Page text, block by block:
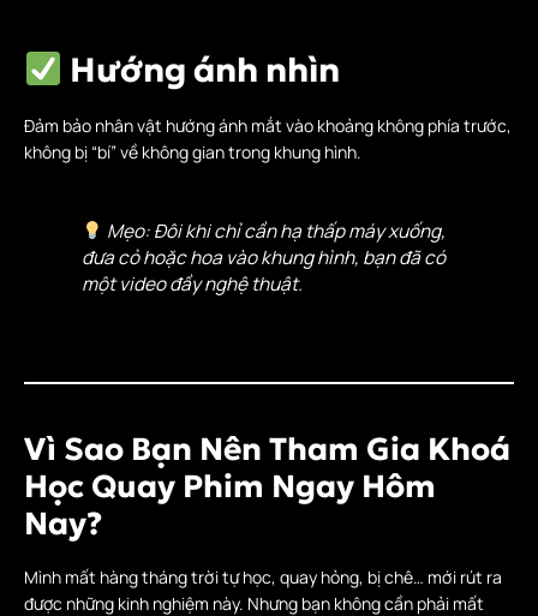
Hướng ánh nhìn
Đảm bảo nhân vật hướng ánh mắt vào khoảng không phía trước,
không bị “bí” về không gian trong khung hình.
Mẹo: Đôi khi chỉ cần hạ thấp máy xuống,
đưa cỏ hoặc hoa vào khung hình, bạn đã có
một video đầy nghệ thuật.
Vì Sao Bạn Nên Tham Gia Khoá
Học Quay Phim Ngay Hôm
Nay?
Mình mất hàng tháng trời tự học, quay hỏng, bị chê… mới rút ra
được những kinh nghiệm này. Nhưng bạn không cần phải mất